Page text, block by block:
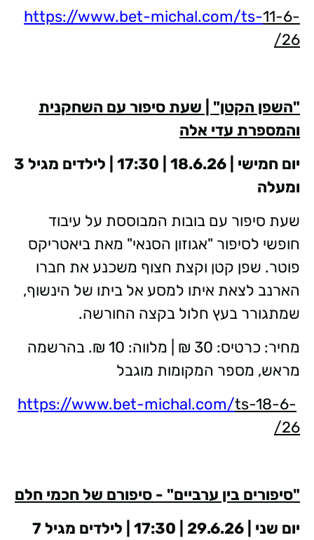
https://www.bet-michal.com/ts-11-6-
26/
"השפן הקטן" | שעת סיפור עם השחקנית
והמספרת עדי אלה
יום חמישי | 18.6.26 | 17:30 | לילדים מגיל 3
ומעלה
שעת סיפור עם בובות המבוססת על עיבוד
חופשי לסיפור "אגוזון הסנאי" מאת ביאטריקס
פוטר. שפן קטן וקצת חצוף משכנע את חברו
הארנב לצאת איתו למסע אל ביתו של הינשוף,
שמתגורר בעץ חלול בקצה החורשה.
מחיר: כרטיס: 30 ₪ | מלווה: 10 ₪. בהרשמה
מראש, מספר המקומות מוגבל
https://www.bet-michal.com/ts-18-6-
26/
"סיפורים בין ערביים" - סיפורם של חכמי חלם
יום שני | 29.6.26 | 17:30 | לילדים מגיל 7